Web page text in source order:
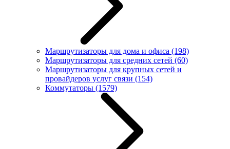
Маршрутизаторы для дома и офиса (198)
Маршрутизаторы для средних сетей (60)
Маршрутизаторы для крупных сетей и
провайдеров услуг связи (154)
Коммутаторы (1579)